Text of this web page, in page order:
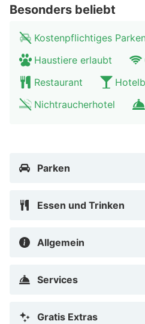
dem Botanischen Garten.
Lütticher Waffel, ein
Pékèt, oder die Lütticher
Besonders beliebt
Kostenpflichtiges
Haustiere erlaubt
Restaurant
Nichtraucherhotel
Parken
Essen und Trinken
Allgemein
Services
Gratis Extras